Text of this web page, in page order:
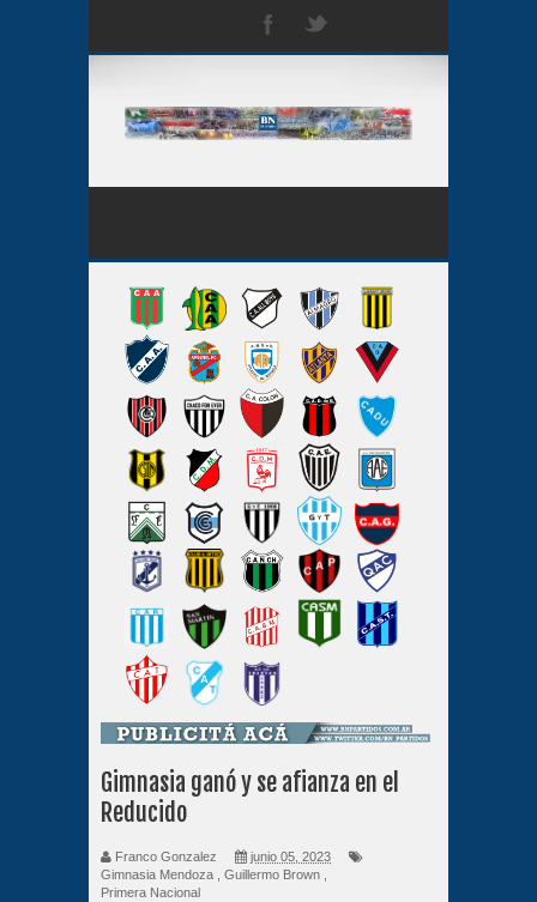
Gimnasia ganó y se afianza en el
Reducido
Franco Gonzalez
junio 05, 2023
Gimnasia Mendoza
Guillermo Brown
Primera Nacional